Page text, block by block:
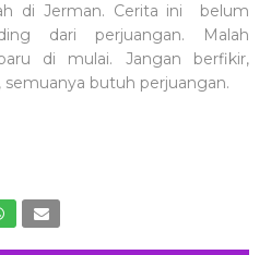
di Jerman. Cerita ini belum
dari perjuangan. Malah
di mulai. Jangan berfikir,
semuanya butuh perjuangan.